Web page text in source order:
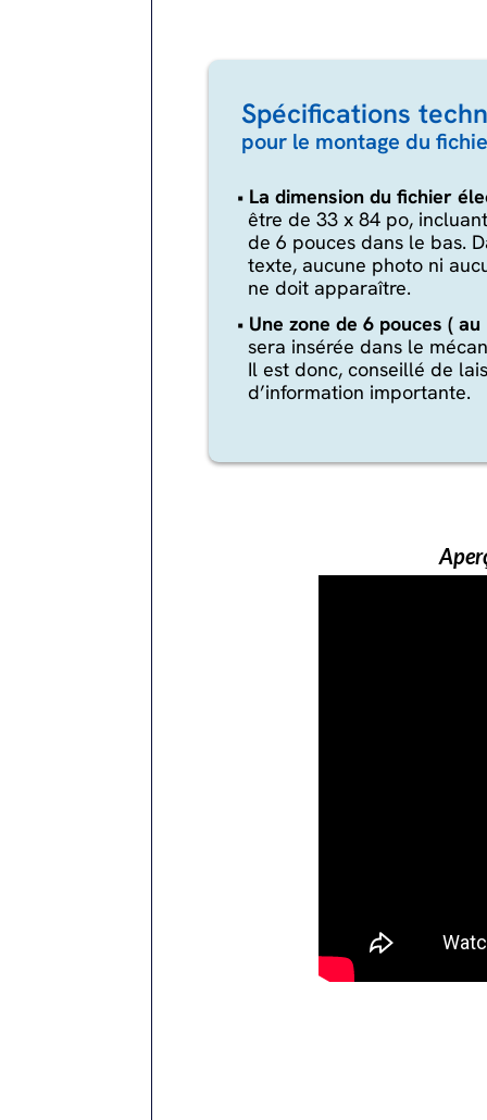
Spécifications
pour le montage du
• La dimension du fichier
être de 33 x 84 po,
de 6 pouces dans le bas.
texte, aucune photo ni
ne doit apparaître.
• Une zone de 6 pouces ( au
sera insérée dans le
Il est donc, conseillé de
d’information importante.